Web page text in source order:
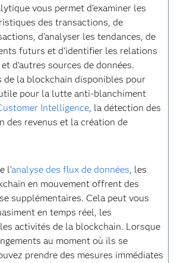
vous permet d'examiner les
des transactions, de
d'analyser les tendances, de
futurs et d'identifier les relations
d'autres sources de données.
de la blockchain disponibles pour
pour la lutte anti-blanchiment
Intelligence, la détection des
des revenus et la création de
l'analyse des flux de données, les
en mouvement offrent des
supplémentaires. Cela peut vous
en temps réel, les
activités de la blockchain. Lorsque
au moment où ils se
prendre des mesures immédiates